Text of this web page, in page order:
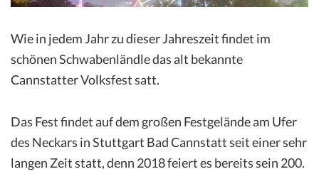
Wie in jedem Jahr zu dieser Jahreszeit findet im
schönen Schwabenländle das alt bekannte
Cannstatter Volksfest satt.
Das Fest findet auf dem großen Festgelände am Ufer
des Neckars in Stuttgart Bad Cannstatt seit einer sehr
langen Zeit statt, denn 2018 feiert es bereits sein 200.